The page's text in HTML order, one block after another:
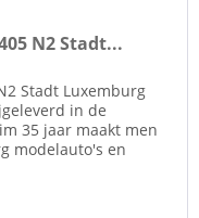
N2 Stadt...
Stadt Luxemburg
in de
35 jaar maakt men
modelauto's en